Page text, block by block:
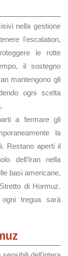
nella gestione
l'escalation,
le rotte
il sostegno
mantengono gli
ogni scelta
a fermare gli
la
Restano aperti il
dell'Iran nella
basi americane,
di Hormuz.
tregua sarà